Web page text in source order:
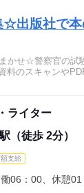
出版社で本
かせ☆警察官の
料のスキャンや
ライター
（徒歩 2分）
支給
06：00、休憩01